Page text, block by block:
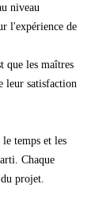
niveau
l'expérience de
les maîtres
leur satisfaction
temps et les
Chaque
projet.